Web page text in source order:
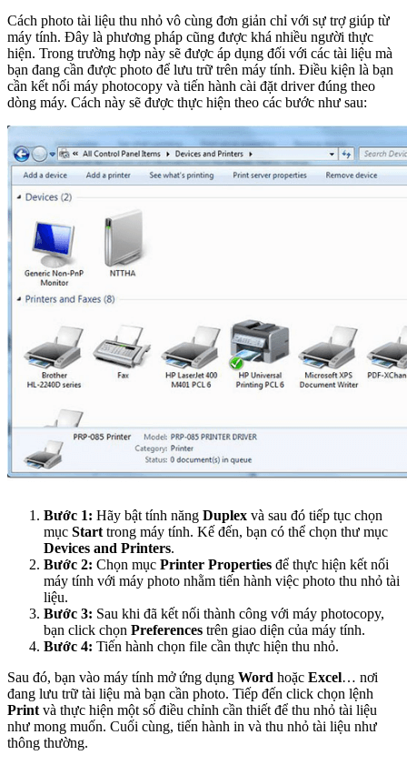
Cách photo tài liệu thu nhỏ vô cùng đơn giản chỉ với sự trợ giúp từ
máy tính. Đây là phương pháp cũng được khá nhiều người thực
hiện. Trong trường hợp này sẽ được áp dụng đối với các tài liệu mà
bạn đang cần được photo để lưu trữ trên máy tính. Điều kiện là bạn
cần kết nối máy photocopy và tiến hành cài đặt driver đúng theo
dòng máy. Cách này sẽ được thực hiện theo các bước như sau:
Bước 1: Hãy bật tính năng Duplex và sau đó tiếp tục chọn
mục Starttrong máy tính. Kế đến, bạn có thể chọn thư mục
Devices and Printers.
Bước 2: Chọn mục Printer Properties để thực hiện kết nối
máy tính với máy photo nhằm tiến hành việc photo thu nhỏ tài
liệu.
Bước 3: Sau khi đã kết nối thành công với máy photocopy,
bạn click chọn Preferences trên giao diện của máy tính.
Bước 4: Tiến hành chọn file cần thực hiện thu nhỏ.
Sau đó, bạn vào máy tính mở ứng dụng Word hoặc Excel… nơi
đang lưu trữ tài liệu mà bạn cần photo. Tiếp đến click chọn lệnh
Printvà thực hiện một số điều chỉnh cần thiết để thu nhỏ tài liệu
như mong muốn. Cuối cùng, tiến hành in và thu nhỏ tài liệu như
thông thường.